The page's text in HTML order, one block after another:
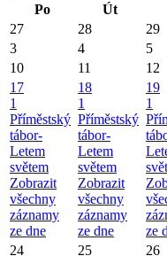
Po
Út
27
28 29
3
4 5
10
11 12
17
1
Příměstský
tábor-
Letem
světem
Zobrazit
všechny
záznamy
ze dne
18
1
Příměstský
tábor-
Letem
světem
Zobrazit
všechny
záznamy
ze dne
19
1
ze
24 25 26